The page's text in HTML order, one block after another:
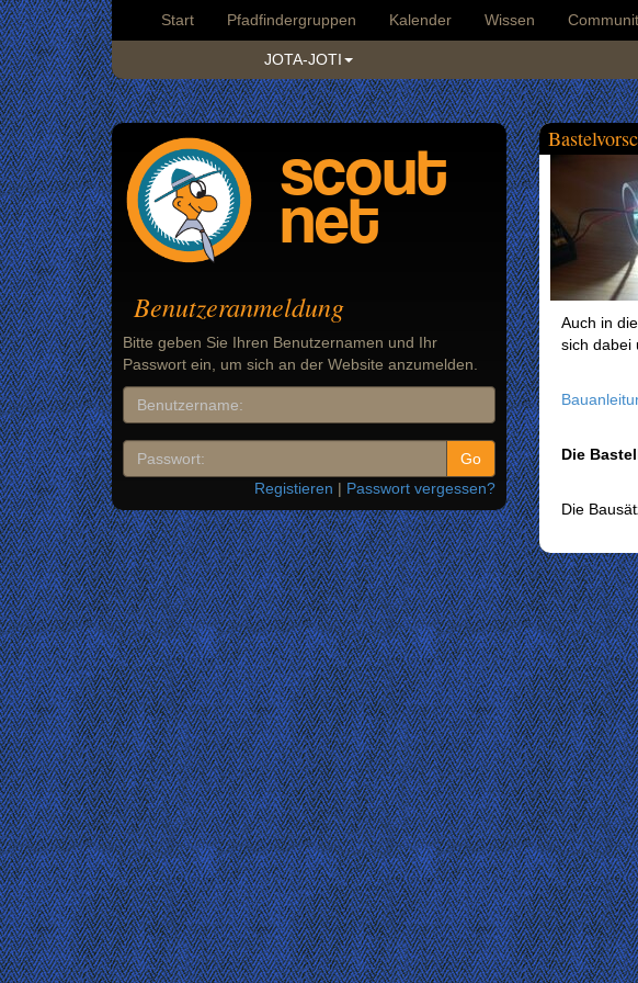
Start Pfadfindergruppen Kalender Wissen
JOTA-JOTI
scout
net
Benutzeranmeldung
Bitte geben Sie Ihren Benutzernamen und Ihr
Passwort ein, um sich an der Website anzumelden.
Registieren | Passwort vergessen?
Auch in
sich dabei
Die
Die